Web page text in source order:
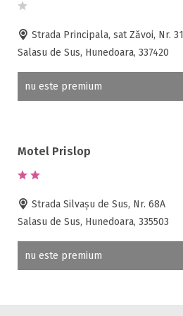
Acces bucatarie
ATV
Bar
Cablu tv
Cazino
Ciubar
Cutie de valori
Discoteca
Strada Principala, sat Zăvoi, Nr. 31
Salasu de Sus, Hunedoara, 337420
nu este premium
Motel Prislop
Strada Silvașu de Sus, Nr. 68A
Salasu de Sus, Hunedoara, 335503
nu este premium